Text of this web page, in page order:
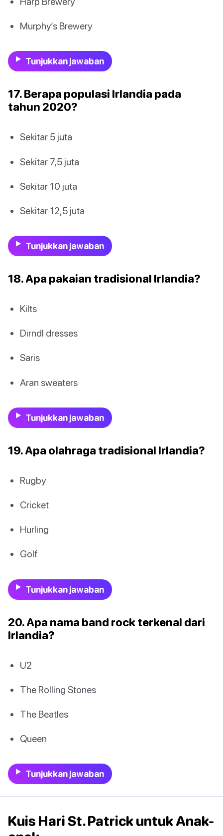
Murphy’s Brewery
Tunjukkan jawaban
17. Berapa populasi Irlandia pada
tahun 2020?
Sekitar 5 juta
Sekitar 7,5 juta
Sekitar 10 juta
Sekitar 12,5 juta
Tunjukkan jawaban
18. Apa pakaian tradisional Irlandia?
Kilts
Dirndl dresses
Saris
Aran sweaters
Tunjukkan jawaban
19. Apa olahraga tradisional Irlandia?
Rugby
Cricket
Hurling
Golf
Tunjukkan jawaban
20. Apa nama band rock terkenal dari
Irlandia?
U2
The Rolling Stones
The Beatles
Queen
Tunjukkan jawaban
Kuis Hari St. Patrick untuk Anak-